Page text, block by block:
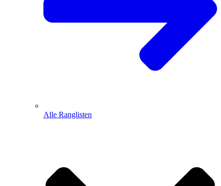
Alle Ranglisten